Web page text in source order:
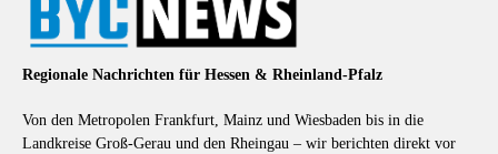
Regionale Nachrichten für Hessen & Rheinland-Pfalz
Von den Metropolen Frankfurt, Mainz und Wiesbaden bis in die
Landkreise Groß-Gerau und den Rheingau – wir berichten direkt vor